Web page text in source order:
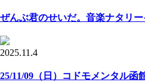
ぜんぶ君のせいだ。音楽ナタリ
2025.11.4
25/11/09（日）コドモメンタル函